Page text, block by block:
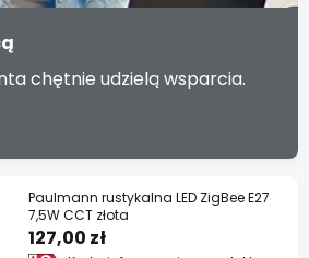
chętnie udzielą wsparcia.
Paulmann rustykalna LED ZigBee E27
7,5W CCT złota
127,00 zł